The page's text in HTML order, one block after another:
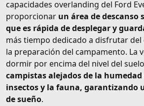
capacidades overlanding del Ford
proporcionar un área de descanso
que es rápida de desplegar y
más tiempo dedicado a disfrutar
la preparación del campamento. La
dormir por encima del nivel del suelo
campistas alejados de la
insectos y la fauna, garantizando
de sueño.